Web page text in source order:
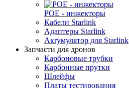
POE - инжекторы
Кабели Starlink
Адаптеры Starlink
Aкrумулятор для Starlink
Запчасти для дронов
Карбоновые трубки
Карбонные прутки
Шлейфы
Платы тестирования